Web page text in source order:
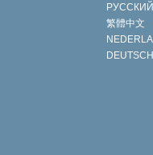
РУССКИЙ
繁體中文
DEUTSCH